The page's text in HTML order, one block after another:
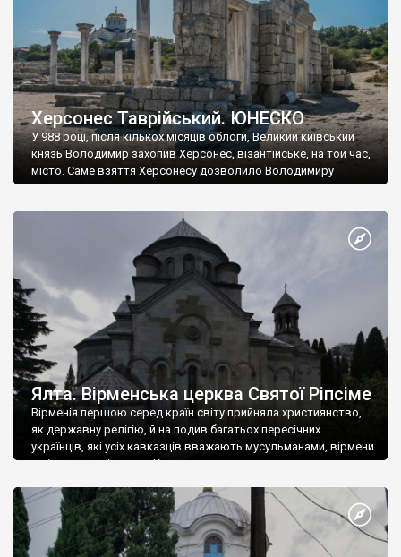
Херсонес Таврійський. ЮНЕСКО
У 988 році, після кількох місяців облоги, Великий київський
князь Володимир захопив Херсонес, візантійське, на той час,
місто. Саме взяття Херсонесу дозволило Володимиру
диктувати свої умови візантійському імператору Василю ІІ, та
Херсонесі Володимир-язичник, став Василем-християнином.
А потім було Хрещення Русі. На честь Херсонесу Таврійського
Ялта. Вірменська церква Святої Ріпсіме
Вірменія першою серед країн світу прийняла християнство,
як державну релігію, й на подив багатьох пересічних
українців, які усіх кавказців вважають мусульманами, вірмени
є відданими вірянами Христа